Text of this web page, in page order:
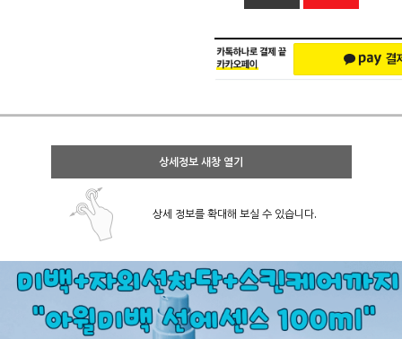
상세정보 새창 열기
상세 정보를 확대해 보실 수 있습니다.